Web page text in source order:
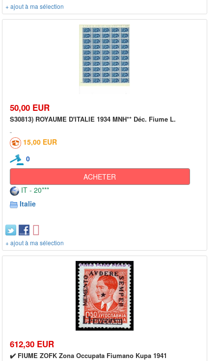
+ ajout à ma sélection
50,00 EUR
S30813) ROYAUME D'ITALIE 1934 MNH** Déc. Fiume L.
15,00 EUR
0
ACHETER
IT - 20***
Italie
+ ajout à ma sélection
612,30 EUR
✔️ FIUME ZOFK Zona Occupata Fiumano Kupa 1941